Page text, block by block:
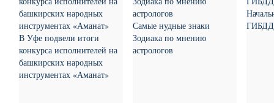
В Уфе подвели итоги
конкурса исполнителей на
башкирских народных
инструментах «Аманат»
Самые нудные знаки
Зодиака по мнению
астрологов
ГИБДД